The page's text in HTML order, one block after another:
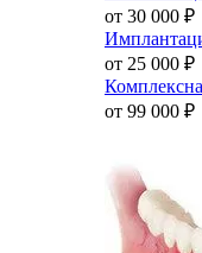
от 30 000 ₽
от 25 000 ₽
от 99 000 ₽